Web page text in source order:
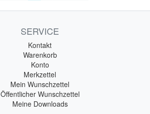
SERVICE
Kontakt
Warenkorb
Konto
Merkzettel
Mein Wunschzettel
Öffentlicher Wunschzettel
Meine Downloads